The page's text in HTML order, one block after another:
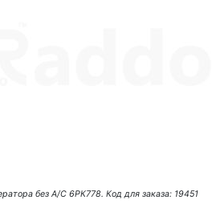
без A/C 6РК778. Код для заказа: 19451